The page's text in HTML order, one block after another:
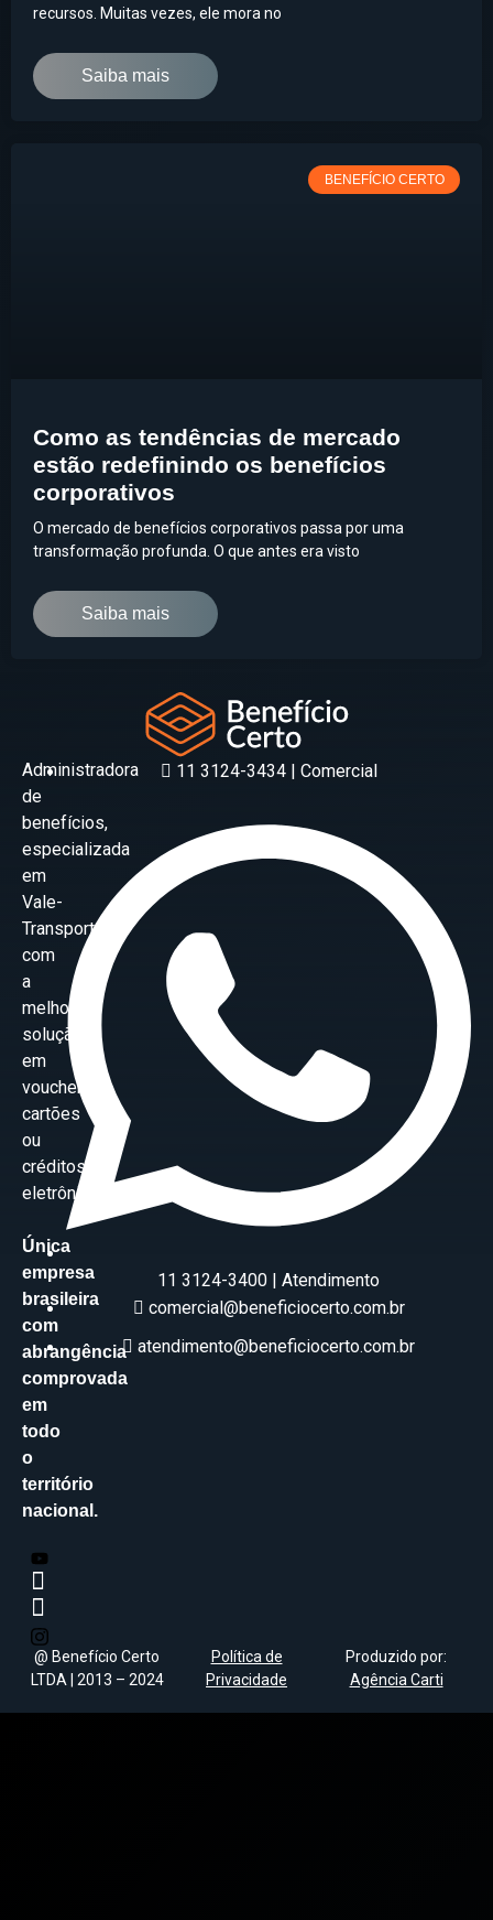
recursos. Muitas vezes, ele mora no
Saiba mais
BENEFÍCIO CERTO
Como as tendências de mercado
estão redefinindo os benefícios
corporativos
O mercado de benefícios corporativos passa por uma
transformação profunda. O que antes era visto
Saiba mais
Administradora
de
benefícios,
especializada
em
Vale-
Transporte
com
a
melhor
solução
em
vouchers,
cartões
ou
créditos
eletrônicos.
Única
empresa
brasileira
com
abrangência
comprovada
em
todo
o
território
nacional.
11 3124-3434 | Comercial
11 3124-3400 | Atendimento
comercial@beneficiocerto.com.br
atendimento@beneficiocerto.com.br
@ Benefício Certo
LTDA | 2013 – 2024
Política de
Privacidade
Produzido por:
Agência Carti